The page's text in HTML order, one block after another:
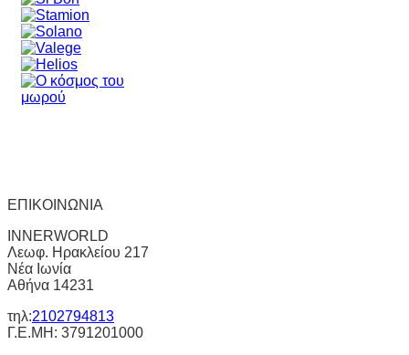
ΕΠΙΚΟΙΝΩΝΙΑ
INNERWORLD
Λεωφ. Ηρακλείου 217
Νέα Ιωνία
Αθήνα 14231
τηλ:2102794813
Γ.Ε.ΜΗ: 3791201000